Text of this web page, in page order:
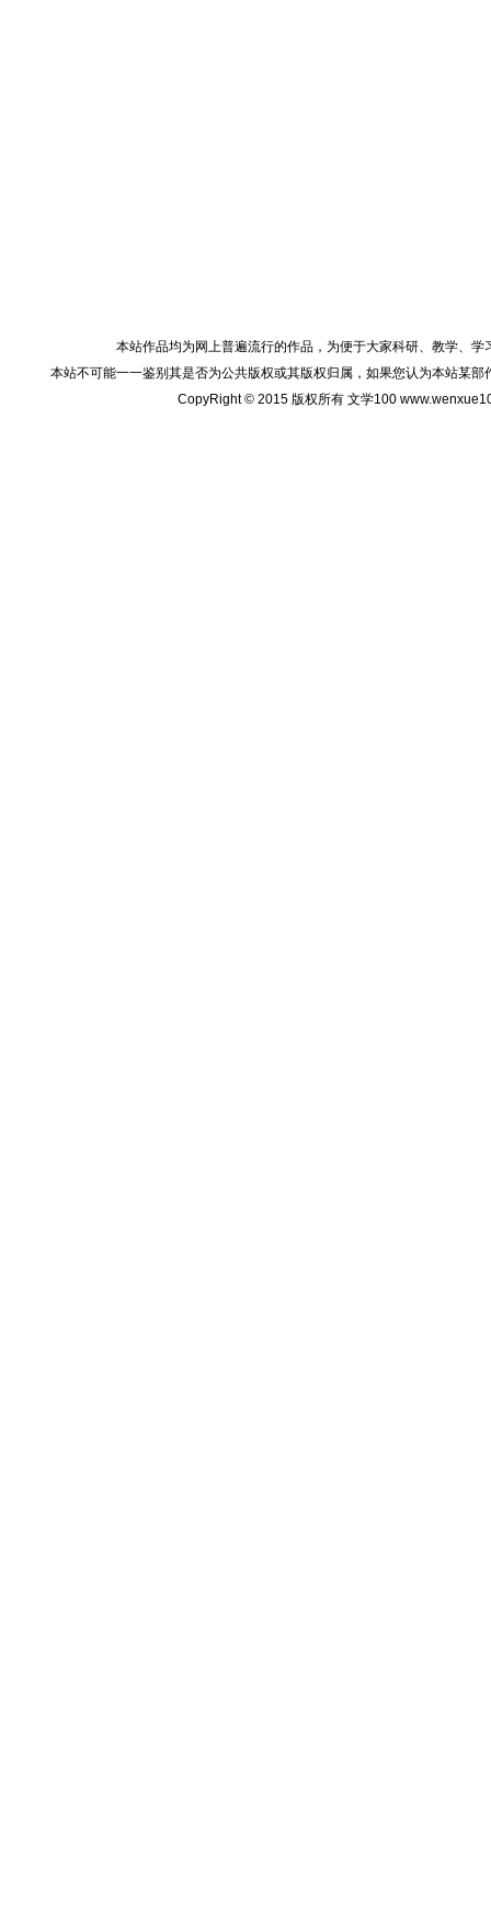
本站作品均为网上普遍流行的作品，为便于大家科研、教学、
本站不可能一一鉴别其是否为公共版权或其版权归属，如果您认为本站某
CopyRight © 2015 版权所有 文学100